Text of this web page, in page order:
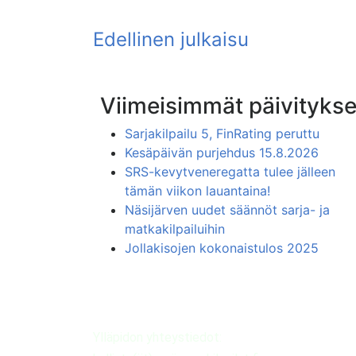
Viimeisimmät
Sarjakilpailu 5, FinRating peruttu
Kesäpäivän purjehdus 15.8.2026
SRS-kevytveneregatta tulee jälleen
tämän viikon lauantaina!
Näsijärven uudet säännöt sarja- ja
matkakilpailuihin
Jollakisojen kokonaistulos 2025